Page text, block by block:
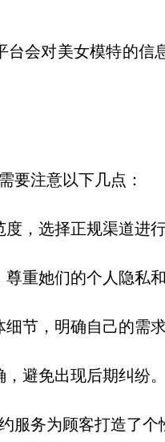
台会对美女模特的
要注意以下几点：
度，选择正规渠道进
尊重她们的个人隐私
细节，明确自己的需
，避免出现后期纠纷
服务为顾客打造了